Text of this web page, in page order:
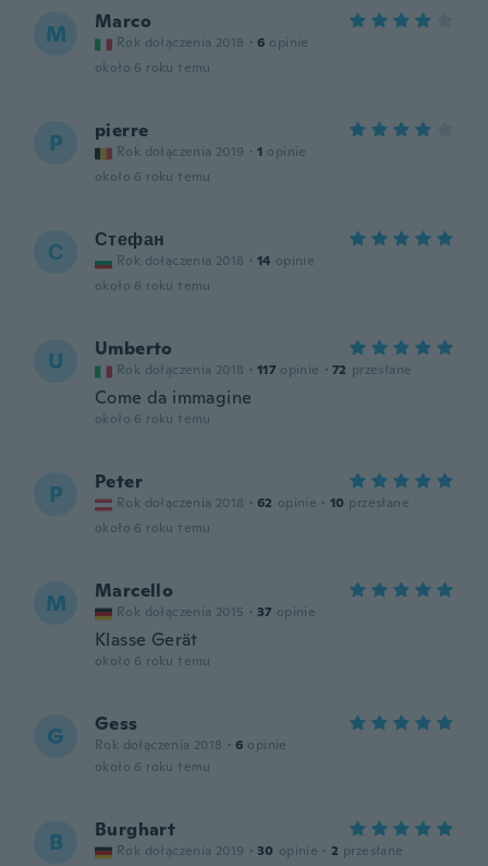
M Marco
Rok dołączenia 2018 · 6 opinie
około 6 roku temu
P pierre
Rok dołączenia 2019 · 1 opinie
około 6 roku temu
С Стефан
Rok dołączenia 2018 · 14 opinie
około 6 roku temu
U Umberto
Rok dołączenia 2018 · 117 opinie · 72 przesłane
Come da immagine
około 6 roku temu
P Peter
Rok dołączenia 2018 · 62 opinie · 10 przesłane
około 6 roku temu
M Marcello
Rok dołączenia 2015 · 37 opinie
Klasse Gerät
około 6 roku temu
G Gess
Rok dołączenia 2018 · 6 opinie
około 6 roku temu
B Burghart
Rok dołączenia 2019 · 30 opinie · 2 przesłane